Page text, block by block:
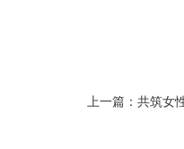
上一篇 ： 共筑女